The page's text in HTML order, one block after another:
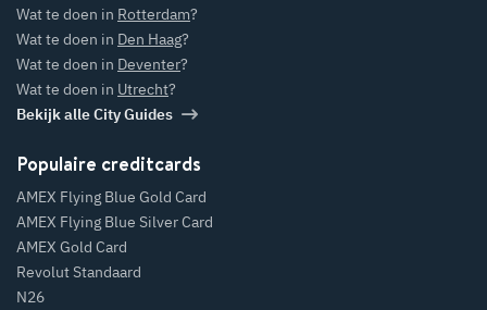
Wat te doen in Rotterdam?
Wat te doen in Den Haag?
Wat te doen in Deventer?
Wat te doen in Utrecht?
Bekijk alle City Guides
Populaire creditcards
AMEX Flying Blue Gold Card
AMEX Flying Blue Silver Card
AMEX Gold Card
Revolut Standaard
N26